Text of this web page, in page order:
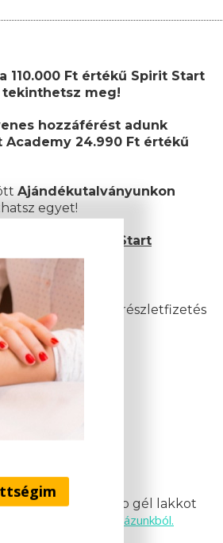
110.000 Ft értékű Spirit Start
meg!
hozzáférést adunk
24.990 Ft értékű
Ajándékutalványunkon
egyet!
a Spirit Start
befizetés esetén)
választ, akkor a részletfizetés
napig)
napig)
10 db gél lakkot
webáruházunkból.